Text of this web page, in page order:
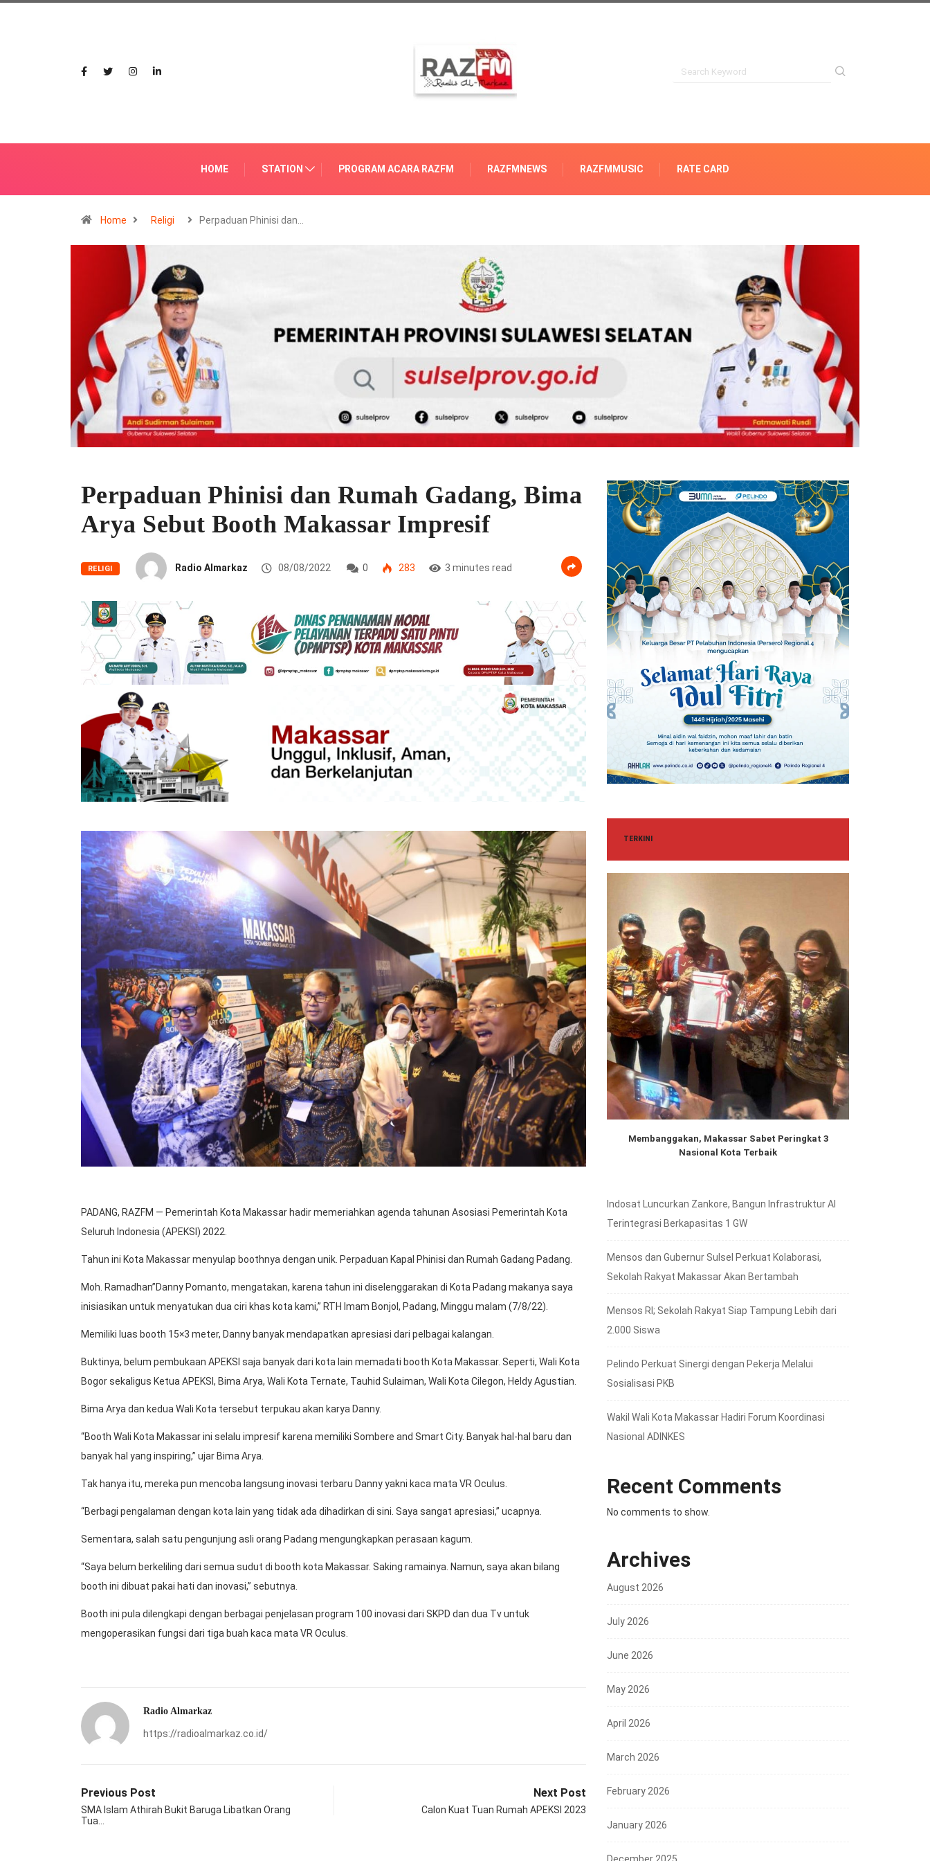
HOME STATION PROGRAM ACARA RAZFM RAZFMNEWS RAZFMMUSIC RATE CARD
Home Religi Perpaduan Phinisi dan…
Perpaduan Phinisi dan Rumah Gadang, Bima
Arya Sebut Booth Makassar Impresif
RELIGI Radio Almarkaz 08/08/2022 0 283 3 minutes read
PADANG, RAZFM — Pemerintah Kota Makassar hadir memeriahkan agenda tahunan Asosiasi Pemerintah Kota
Seluruh Indonesia (APEKSI) 2022.
Tahun ini Kota Makassar menyulap boothnya dengan unik. Perpaduan Kapal Phinisi dan Rumah Gadang Padang.
Moh. Ramadhan”Danny Pomanto, mengatakan, karena tahun ini diselenggarakan di Kota Padang makanya saya
inisiasikan untuk menyatukan dua ciri khas kota kami,” RTH Imam Bonjol, Padang, Minggu malam (7/8/22).
Memiliki luas booth 15×3 meter, Danny banyak mendapatkan apresiasi dari pelbagai kalangan.
Buktinya, belum pembukaan APEKSI saja banyak dari kota lain memadati booth Kota Makassar. Seperti, Wali Kota
Bogor sekaligus Ketua APEKSI, Bima Arya, Wali Kota Ternate, Tauhid Sulaiman, Wali Kota Cilegon, Heldy Agustian.
Bima Arya dan kedua Wali Kota tersebut terpukau akan karya Danny.
“Booth Wali Kota Makassar ini selalu impresif karena memiliki Sombere and Smart City. Banyak hal-hal baru dan
banyak hal yang inspiring,” ujar Bima Arya.
Tak hanya itu, mereka pun mencoba langsung inovasi terbaru Danny yakni kaca mata VR Oculus.
“Berbagi pengalaman dengan kota lain yang tidak ada dihadirkan di sini. Saya sangat apresiasi,” ucapnya.
Sementara, salah satu pengunjung asli orang Padang mengungkapkan perasaan kagum.
“Saya belum berkeliling dari semua sudut di booth kota Makassar. Saking ramainya. Namun, saya akan bilang
booth ini dibuat pakai hati dan inovasi,” sebutnya.
Booth ini pula dilengkapi dengan berbagai penjelasan program 100 inovasi dari SKPD dan dua Tv untuk
mengoperasikan fungsi dari tiga buah kaca mata VR Oculus.
Radio Almarkaz
https://radioalmarkaz.co.id/
Previous Post
SMA Islam Athirah Bukit Baruga Libatkan Orang
Tua…
Next Post
Calon Kuat Tuan Rumah APEKSI 2023
TERKINI
Membanggakan, Makassar Sabet Peringkat 3
Nasional Kota Terbaik
Indosat Luncurkan Zankore, Bangun Infrastruktur AI
Terintegrasi Berkapasitas 1 GW
Mensos dan Gubernur Sulsel Perkuat Kolaborasi,
Sekolah Rakyat Makassar Akan Bertambah
Mensos RI; Sekolah Rakyat Siap Tampung Lebih dari
2.000 Siswa
Pelindo Perkuat Sinergi dengan Pekerja Melalui
Sosialisasi PKB
Wakil Wali Kota Makassar Hadiri Forum Koordinasi
Nasional ADINKES
Recent Comments
No comments to show.
Archives
August 2026
July 2026
June 2026
May 2026
April 2026
March 2026
February 2026
January 2026
December 2025